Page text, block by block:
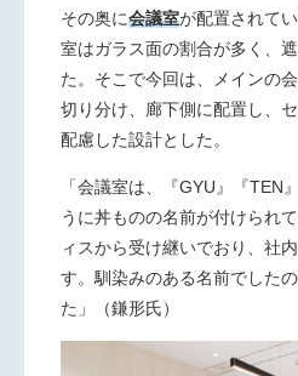
その奥に会議室が配置されて
室はガラス面の割合が多く、
た。そこで今回は、メインの
切り分け、廊下側に配置し、
配慮した設計とした。
「会議室は、『GYU』『TEN
うに丼ものの名前が付けられ
ィスから受け継いでおり、社
す。馴染みのある名前でした
た」（鎌形氏）